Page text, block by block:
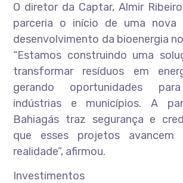
O diretor da Captar, Almir
parceria o início de uma nova
desenvolvimento da bioenergia
“Estamos construindo uma
transformar resíduos em
gerando oportunidades
indústrias e municípios. A
Bahiagás traz segurança e
que esses projetos
realidade”, afirmou.
Investimentos